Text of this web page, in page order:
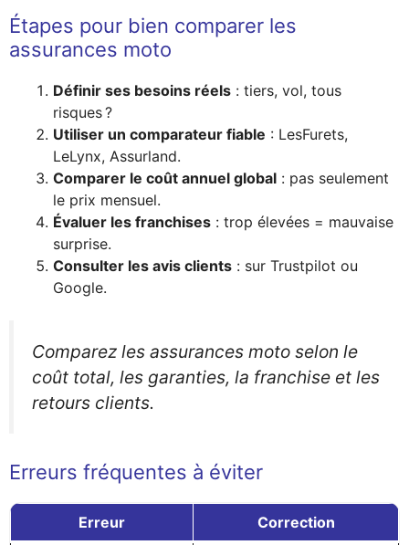
Étapes pour bien comparer les
assurances moto
Définir ses besoins réels : tiers, vol, tous
risques ?
Utiliser un comparateur fiable : LesFurets,
LeLynx, Assurland.
Comparer le coût annuel global : pas seulement
le prix mensuel.
Évaluer les franchises : trop élevées = mauvaise
surprise.
Consulter les avis clients : sur Trustpilot ou
Google.
Comparez les assurances moto selon le
coût total, les garanties, la franchise et les
retours clients.
Erreurs fréquentes à éviter
Erreur Correction